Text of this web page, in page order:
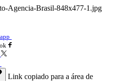
Link copiado para a área de